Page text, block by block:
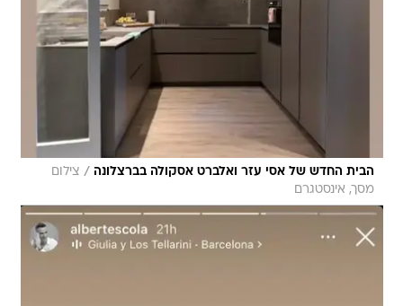
הבית החדש של אסי עזר ואלברט אסקולה בברצלונה / צילום
מסך, אינסטגרם